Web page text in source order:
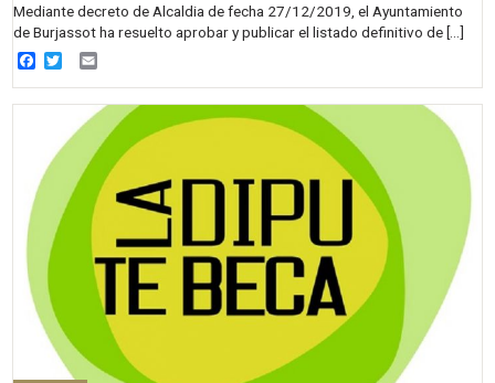
Mediante decreto de Alcaldia de fecha 27/12/2019, el Ayuntamiento
de Burjassot ha resuelto aprobar y publicar el listado definitivo de […]
Facebook
Twitter